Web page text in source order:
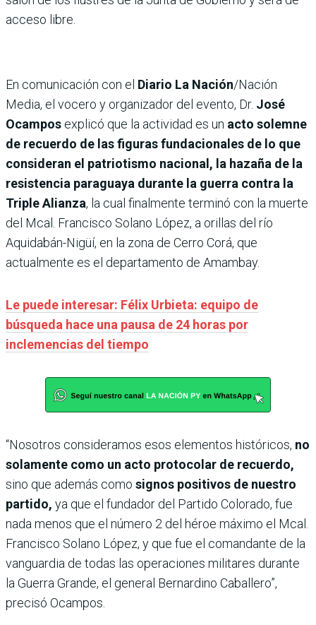
acceso libre.
En comunicación con el Diario La Nación/Nación
Media, el vocero y organizador del evento, Dr. José
Ocampos explicó que la actividad es un acto solemne
de recuerdo de las figuras fundacionales de lo que
consideran el patriotismo nacional, la hazaña de la
resistencia paraguaya durante la guerra contra la
Triple Alianza, la cual finalmente terminó con la muerte
del Mcal. Francisco Solano López, a orillas del río
Aquidabán-Nigüí, en la zona de Cerro Corá, que
actualmente es el departamento de Amambay.
Le puede interesar: Félix Urbieta: equipo de
búsqueda hace una pausa de 24 horas por
inclemencias del tiempo
“Nosotros consideramos esos elementos históricos, no
solamente como un acto protocolar de recuerdo,
sino que además como signos positivos de nuestro
partido, ya que el fundador del Partido Colorado, fue
nada menos que el número 2 del héroe máximo el Mcal.
Francisco Solano López, y que fue el comandante de la
vanguardia de todas las operaciones militares durante
la Guerra Grande, el general Bernardino Caballero”,
precisó Ocampos.